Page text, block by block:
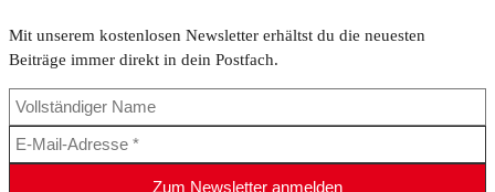
Mit unserem kostenlosen Newsletter erhältst du die neuesten
Beiträge immer direkt in dein Postfach.